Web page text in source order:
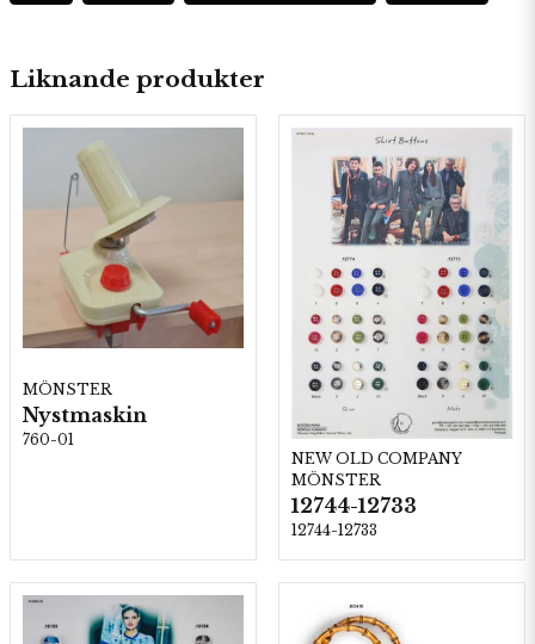
Liknande produkter
MÖNSTER
Nystmaskin
760-01
NEW OLD COMPANY
MÖNSTER
12744-12733
12744-12733